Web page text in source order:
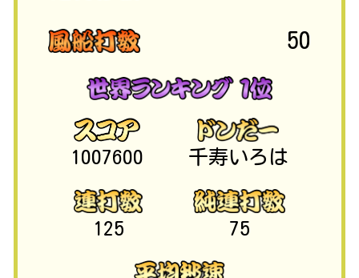
50
1007600 千寿いろは
125 75